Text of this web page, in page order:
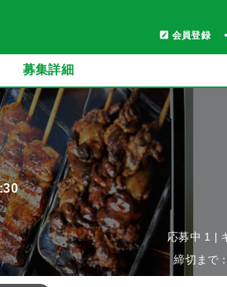
会員登録
募集詳細
応募中 1 |
締切まで